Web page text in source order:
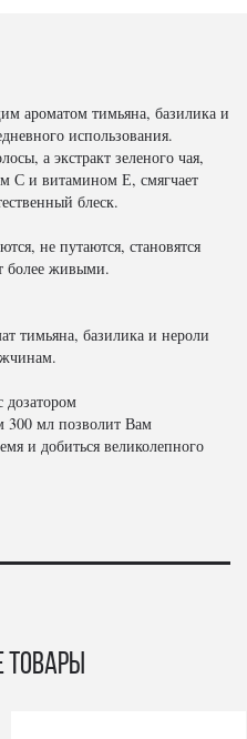
ароматом тимьяна, базилика и
использования.
а экстракт зеленого чая,
С и витамином Е, смягчает
блеск.
не путаются, становятся
более живыми.
тимьяна, базилика и нероли
дозатором
300 мл позволит Вам
и добиться великолепного
товары